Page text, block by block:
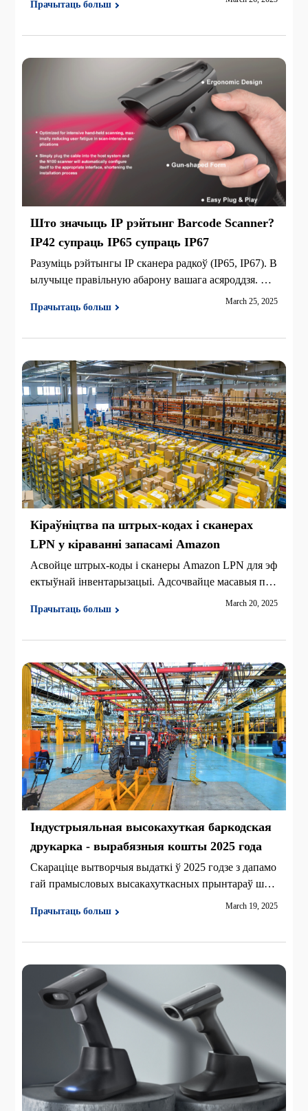
T M2 Plus.
Прачытаць больш
Што значыць IP рэйтынг Barcode Scanner?
IP42 супраць IP65 супраць IP67
Разуміць рэйтынгы IP сканера радкоў (IP65, IP67). В
ылучыце правільную абарону вашага асяроддзя. @ i
nfo Памылка прыводу сканераў радкодаў.
Прачытаць больш
March 25, 2025
Кіраўніцтва па штрых-кодах і сканерах
LPN у кіраванні запасамі Amazon
Асвойце штрых-коды і сканеры Amazon LPN для эф
ектыўнай інвентарызацыі. Адсочвайце масавыя пас
таўкі і выбірайце правільны сканер для павышэння
дакладнасці склада.
Прачытаць больш
March 20, 2025
Індустрыяльная высокахуткая баркодская
друкарка - вырабязныя кошты 2025 года
Скараціце вытворчыя выдаткі ў 2025 годзе з дапамо
гай прамысловых высакахуткасных прынтараў штр
ых-кодаў. Хуткасць 14 IPS, адпаведнасць GS1 і трыв
алая трываласць. Даследуйце рашэнні iDPRT iX4P.
Прачытаць больш
March 19, 2025